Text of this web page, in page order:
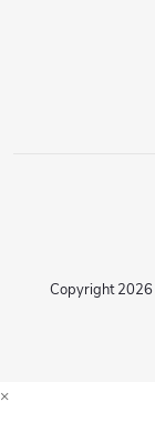
Copyright 2026
×